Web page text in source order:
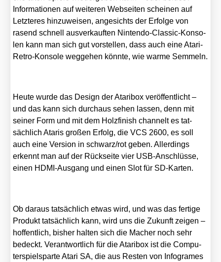
Infor­ma­tio­nen auf wei­te­ren Web­sei­ten schei­nen auf
Letz­te­res hin­zu­wei­sen, ange­sichts der Erfol­ge von
rasend schnell aus­ver­kauf­ten Nin­ten­do-Clas­sic-Kon­so­
len kann man sich gut vor­stel­len, dass auch eine Ata­ri-
Retro-Kon­so­le weg­ge­hen könn­te, wie war­me Sem­meln.
Heu­te wur­de das Design der Ata­ri­box ver­öf­fent­licht –
und das kann sich durch­aus sehen las­sen, denn mit
sei­ner Form und mit dem Holz­fi­nish chan­nelt es tat­
säch­lich Ata­ris gro­ßen Erfolg, die VCS 2600, es soll
auch eine Ver­si­on in schwarz/​rot geben. Aller­dings
erkennt man auf der Rück­sei­te vier USB-Anschlüs­se,
einen HDMI-Aus­gang und einen Slot für SD-Kar­ten.
Ob dar­aus tat­säch­lich etwas wird, und was das fer­ti­ge
Pro­dukt tat­säch­lich kann, wird uns die Zukunft zei­gen –
hof­fent­lich, bis­her hal­ten sich die Macher noch sehr
bedeckt. Ver­ant­wort­lich für die Ata­ri­box ist die Com­pu­
ter­spiel­spar­te Ata­ri SA, die aus Res­ten von Info­gra­mes